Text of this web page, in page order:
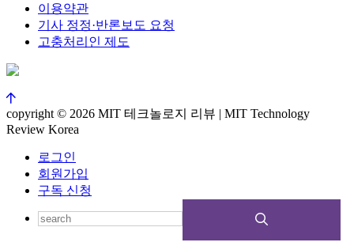
이용약관
기사 정정·반론보도 요청
고충처리인 제도
copyright © 2026 MIT 테크놀로지 리뷰 | MIT Technology
Review Korea
로그인
회원가입
구독 신청